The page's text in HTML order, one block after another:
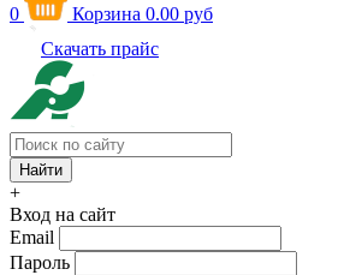
0 Корзина 0.00 руб
Скачать прайс
+
Вход на сайт
Email
Пароль